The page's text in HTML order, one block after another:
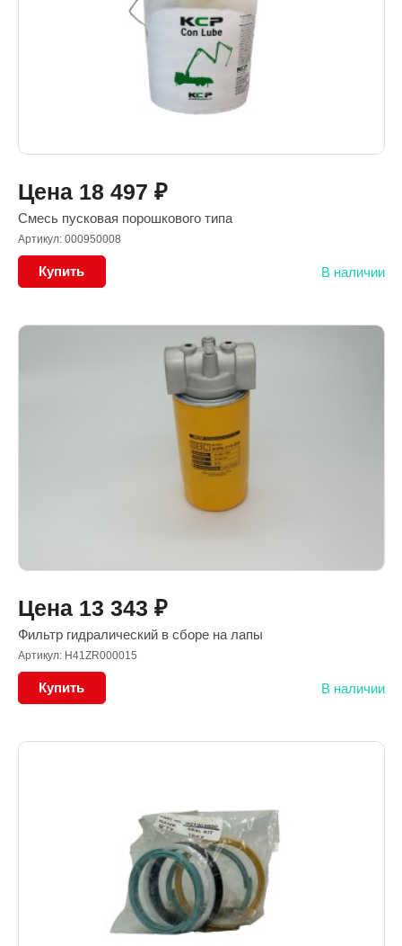
Цена 18 497 ₽
Смесь пусковая порошкового типа
Артикул: 000950008
Купить В наличии
Цена 13 343 ₽
Фильтр гидралический в сборе на лапы
Артикул: H41ZR000015
Купить В наличии